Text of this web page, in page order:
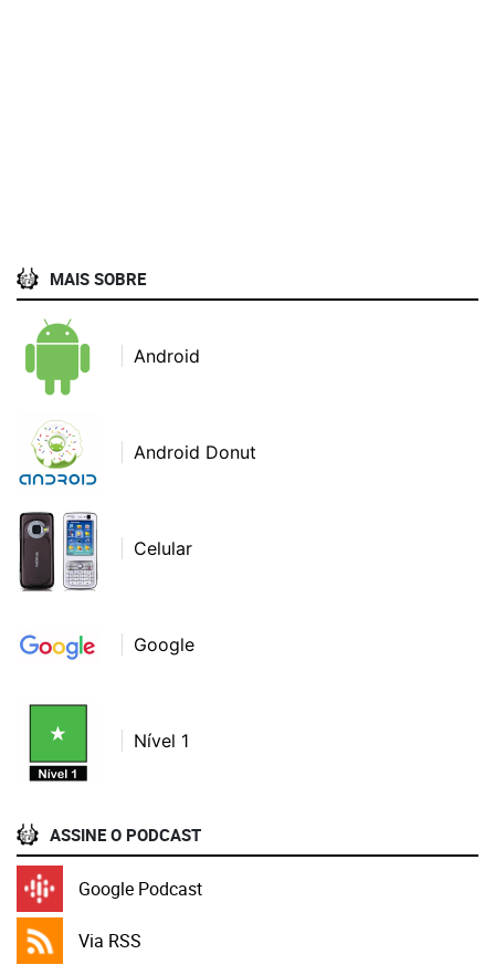
MAIS SOBRE
Android
Android Donut
Celular
Google
Nível 1
ASSINE O PODCAST
Google Podcast
Via RSS